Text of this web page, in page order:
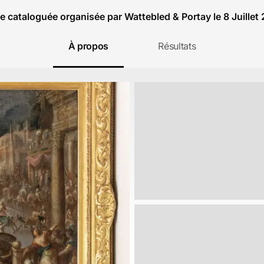
cataloguée organisée par Wattebled & Portay le 8 Juillet
À propos Résultats